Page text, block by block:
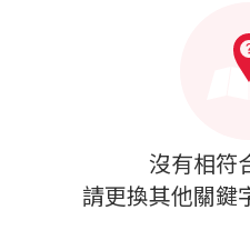
沒有相符
請更換其他關鍵